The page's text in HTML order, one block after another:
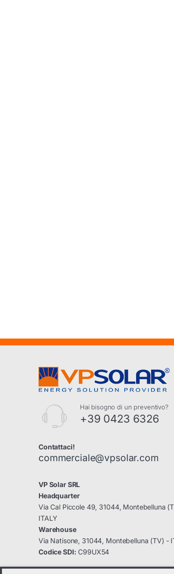
Hai bisogno di un preventivo?
+39 0423 6326
Contattaci!
commerciale@vpsolar.com
VP Solar SRL
Headquarter
Via Cal Piccole 49, 31044, Montebelluna
ITALY
Warehouse
Via Natisone, 31044, Montebelluna (TV) -
Codice SDI: C99UX54